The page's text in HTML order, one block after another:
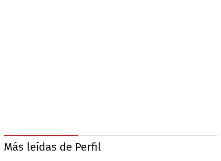
Más leídas de Perfil